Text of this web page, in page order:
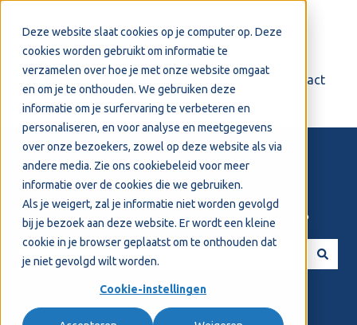
Deze website slaat cookies op je computer op. Deze
cookies worden gebruikt om informatie te
verzamelen over hoe je met onze website omgaat
en om je te onthouden. We gebruiken deze
informatie om je surfervaring te verbeteren en
personaliseren, en voor analyse en meetgegevens
over onze bezoekers, zowel op deze website als via
andere media. Zie ons cookiebeleid voor meer
informatie over de cookies die we gebruiken.
Als je weigert, zal je informatie niet worden gevolgd
bij je bezoek aan deze website. Er wordt een kleine
cookie in je browser geplaatst om te onthouden dat
je niet gevolgd wilt worden.
Cookie-instellingen
Support Contact
Welkom! Hoe kunnen we je helpen?